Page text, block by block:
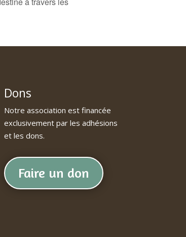
Dons
Notre association est financée
exclusivement par les adhésions
et les dons.
Faire un don